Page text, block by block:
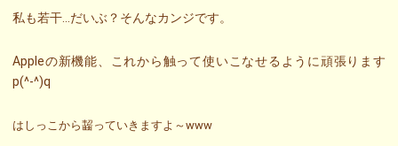
私も若干…だいぶ？そんなカンジです。
Appleの新機能、これから触って使いこなせるように頑張ります
p(^-^)q
はしっこから齧っていきますよ～www